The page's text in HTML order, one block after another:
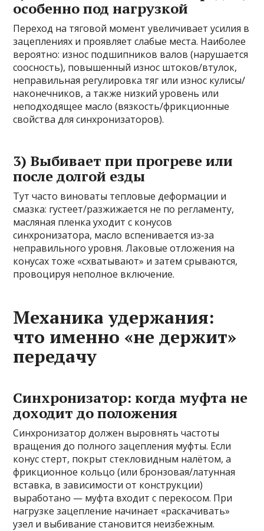
особенно под нагрузкой
Переход на тяговой момент увеличивает усилия в
зацеплениях и проявляет слабые места. Наиболее
вероятно: износ подшипников валов (нарушается
соосность), повышенный износ штоков/втулок,
неправильная регулировка тяг или износ кулисы/
наконечников, а также низкий уровень или
неподходящее масло (вязкость/фрикционные
свойства для синхронизаторов).
3) Выбивает при прогреве или
после долгой езды
Тут часто виноваты тепловые деформации и
смазка: густеет/разжижается не по регламенту,
масляная пленка уходит с конусов
синхронизатора, масло вспенивается из‑за
неправильного уровня. Лаковые отложения на
конусах тоже «схватывают» и затем срываются,
провоцируя неполное включение.
Механика удержания:
что именно «не держит»
передачу
Синхронизатор: когда муфта не
доходит до положения
Синхронизатор должен выровнять частоты
вращения до полного зацепления муфты. Если
конус стерт, покрыт стекловидным налётом, а
фрикционное кольцо (или бронзовая/латунная
вставка, в зависимости от конструкции)
выработано — муфта входит с перекосом. При
нагрузке зацепление начинает «раскачивать»
узел и выбивание становится неизбежным.